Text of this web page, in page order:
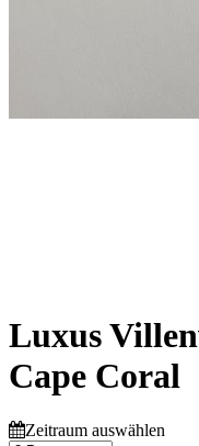
Luxus
Cape Coral
Zeitraum auswählen